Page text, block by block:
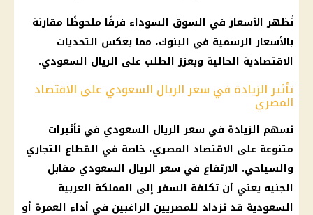
تُظهرالأسعارفي السوق السوداء فرقًا ملحوظًا مقارنة
بالأسعار الرسمية في البنوك، مما يعكس التحديات
الاقتصادية الحالية ويعزز الطلب على الريال السعودي.
تأثير الزيادة في سعر الريال السعودي على الاقتصاد
المصري
تسهم الزيادة في سعر الريال السعودي في تأثيرات
متنوعة على الاقتصاد المصري، خاصة في القطاع التجاري
والسياحي. الارتفاع في سعر الريال السعودي مقابل
الجنيه يعني أن تكلفة السفر إلى المملكة العربية
السعودية قد تزداد للمصريين الراغبين في أداء العمرة أو